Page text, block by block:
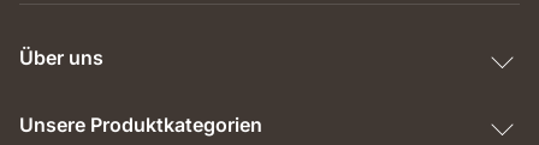
Über uns
Unsere Produktkategorien